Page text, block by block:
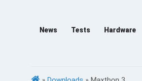
News Tests Hardware